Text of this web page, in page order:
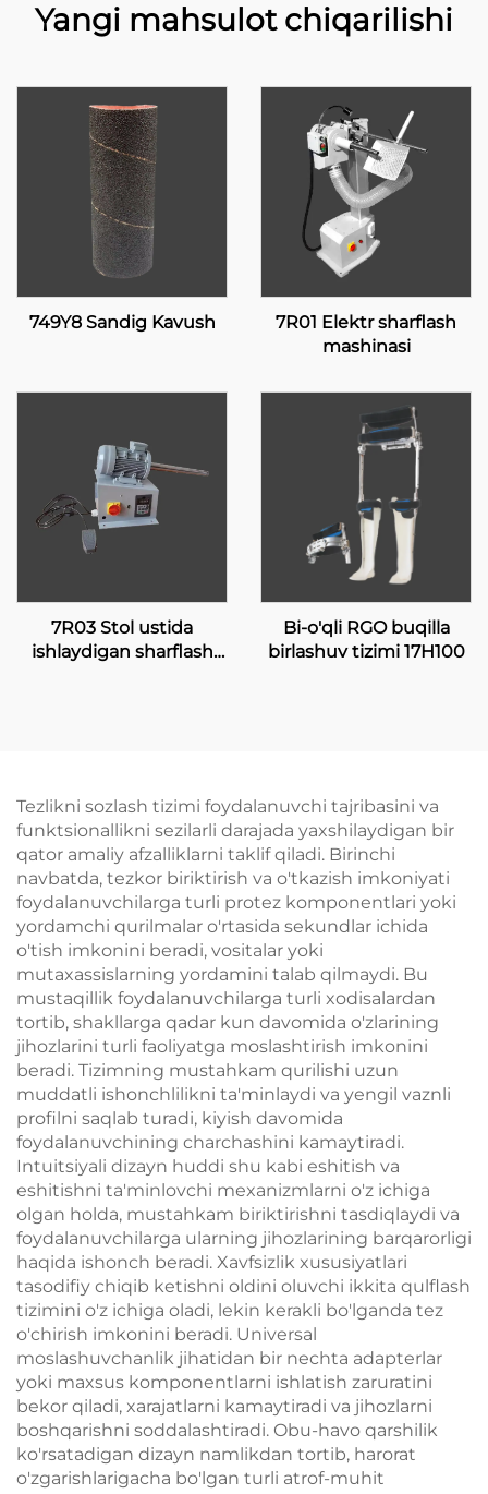
Yangi mahsulot chiqarilishi
749Y8 Sandig Kavush
7R01 Elektr sharflash
mashinasi
7R03 Stol ustida
ishlaydigan sharflash
Bi-o'qli RGO buqilla
birlashuv tizimi 17H100
Tezlikni sozlash tizimi foydalanuvchi tajribasini va
funktsionallikni sezilarli darajada yaxshilaydigan bir
qator amaliy afzalliklarni taklif qiladi. Birinchi
navbatda, tezkor biriktirish va o'tkazish imkoniyati
foydalanuvchilarga turli protez komponentlari yoki
yordamchi qurilmalar o'rtasida sekundlar ichida
o'tish imkonini beradi, vositalar yoki
mutaxassislarning yordamini talab qilmaydi. Bu
mustaqillik foydalanuvchilarga turli xodisalardan
tortib, shakllarga qadar kun davomida o'zlarining
jihozlarini turli faoliyatga moslashtirish imkonini
beradi. Tizimning mustahkam qurilishi uzun
muddatli ishonchlilikni ta'minlaydi va yengil vaznli
profilni saqlab turadi, kiyish davomida
foydalanuvchining charchashini kamaytiradi.
Intuitsiyali dizayn huddi shu kabi eshitish va
eshitishni ta'minlovchi mexanizmlarni o'z ichiga
olgan holda, mustahkam biriktirishni tasdiqlaydi va
foydalanuvchilarga ularning jihozlarining barqarorligi
haqida ishonch beradi. Xavfsizlik xususiyatlari
tasodifiy chiqib ketishni oldini oluvchi ikkita qulflash
tizimini o'z ichiga oladi, lekin kerakli bo'lganda tez
o'chirish imkonini beradi. Universal
moslashuvchanlik jihatidan bir nechta adapterlar
yoki maxsus komponentlarni ishlatish zaruratini
bekor qiladi, xarajatlarni kamaytiradi va jihozlarni
boshqarishni soddalashtiradi. Obu-havo qarshilik
ko'rsatadigan dizayn namlikdan tortib, harorat
o'zgarishlarigacha bo'lgan turli atrof-muhit